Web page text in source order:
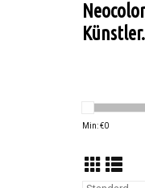
Künstler.
Min: €0